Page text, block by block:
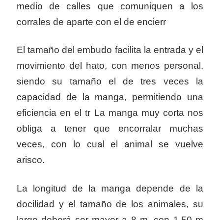
medio de calles que comuniquen a los
corrales de aparte con el de encierr
El tamaño del embudo facilita la entrada y el
movimiento del hato, con menos personal,
siendo su tamaño el de tres veces la
capacidad de la manga, permitiendo una
eficiencia en el tr La manga muy corta nos
obliga a tener que encorralar muchas
veces, con lo cual el animal se vuelve
arisco.
La longitud de la manga depende de la
docilidad y el tamaño de los animales, su